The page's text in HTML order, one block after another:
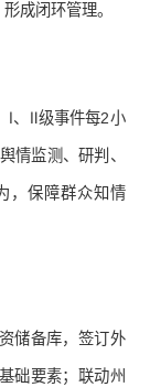
成闭环管理。
Ⅰ、Ⅱ级事件每2小
情监测、研判、
，保障群众知情
储备库，签订外
础要素；联动州